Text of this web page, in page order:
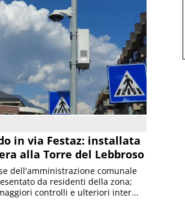
in via Festaz: installata
alla Torre del Lebbroso
dell'amministrazione comunale
da residenti della zona;
controlli e ulteriori inter...